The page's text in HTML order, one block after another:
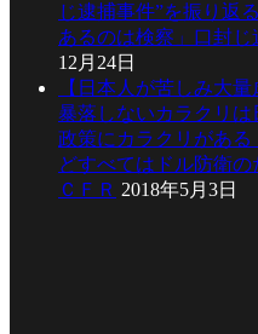
じ逮捕事件”を振り返
あるのは検察」口封
12月24日
【日本人が苦しみ大
暴落しないカラクリ
政策にカラクリがあ
どすべてはドル防衛
ＣＦＲ 2018年5月3日